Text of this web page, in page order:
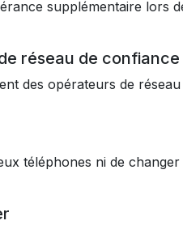
supplémentaire lors
réseau de confiance
des opérateurs de
téléphones ni de